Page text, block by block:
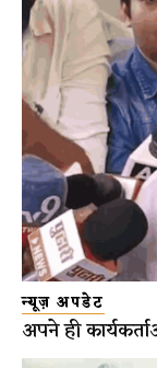
न्यूज़ अपडेट
अपने ही